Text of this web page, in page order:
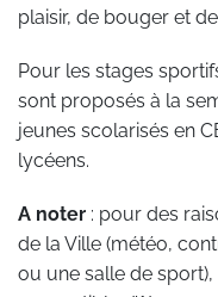
plaisir, de bouger et
Pour les stages
sont proposés à la
jeunes scolarisés en
lycéens.
A noter : pour des
de la Ville (météo,
ou une salle de